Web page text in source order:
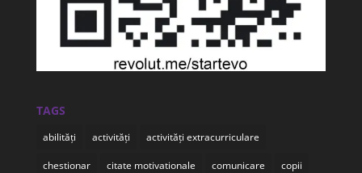
TAGS
abilități activități activități extracurriculare
chestionar citate motivationale comunicare copii